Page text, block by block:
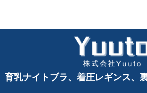
育乳ナイトブラ、着圧レギンス、